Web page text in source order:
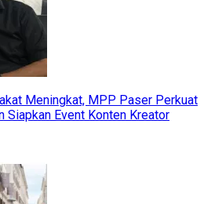
Meningkat, MPP Paser Perkuat
Siapkan Event Konten Kreator